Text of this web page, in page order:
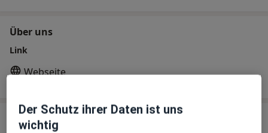
Über uns
Link
Webseite
Leistungen
Der Schutz ihrer Daten ist uns
wichtig